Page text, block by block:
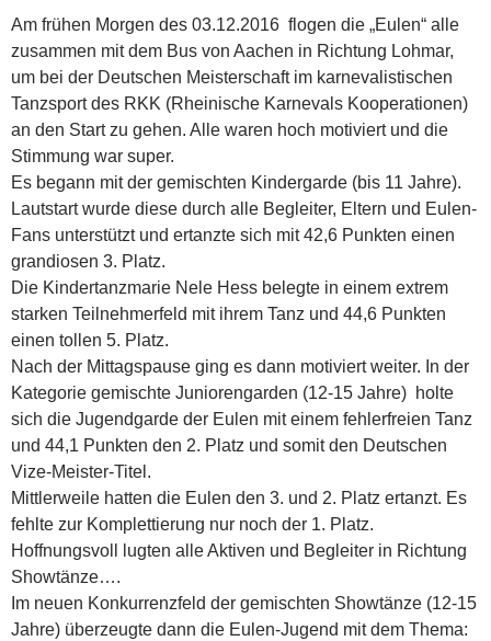
Am frühen Morgen des 03.12.2016 flogen die „Eulen“ alle
zusammen mit dem Bus von Aachen in Richtung Lohmar,
um bei der Deutschen Meisterschaft im karnevalistischen
Tanzsport des RKK (Rheinische Karnevals Kooperationen)
an den Start zu gehen. Alle waren hoch motiviert und die
Stimmung war super.
Es begann mit der gemischten Kindergarde (bis 11 Jahre).
Lautstart wurde diese durch alle Begleiter, Eltern und Eulen-
Fans unterstützt und ertanzte sich mit 42,6 Punkten einen
grandiosen 3. Platz.
Die Kindertanzmarie Nele Hess belegte in einem extrem
starken Teilnehmerfeld mit ihrem Tanz und 44,6 Punkten
einen tollen 5. Platz.
Nach der Mittagspause ging es dann motiviert weiter. In der
Kategorie gemischte Juniorengarden (12-15 Jahre) holte
sich die Jugendgarde der Eulen mit einem fehlerfreien Tanz
und 44,1 Punkten den 2. Platz und somit den Deutschen
Vize-Meister-Titel.
Mittlerweile hatten die Eulen den 3. und 2. Platz ertanzt. Es
fehlte zur Komplettierung nur noch der 1. Platz.
Hoffnungsvoll lugten alle Aktiven und Begleiter in Richtung
Showtänze….
Im neuen Konkurrenzfeld der gemischten Showtänze (12-15
Jahre) überzeugte dann die Eulen-Jugend mit dem Thema: